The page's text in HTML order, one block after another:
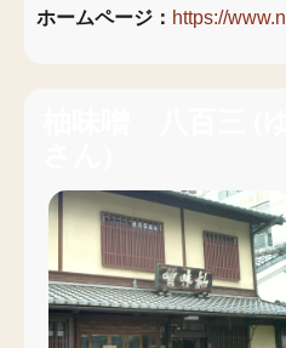
ホームページ： https://